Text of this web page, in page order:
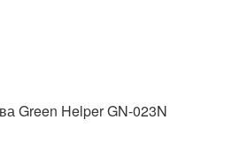
Green Helper GN-023N